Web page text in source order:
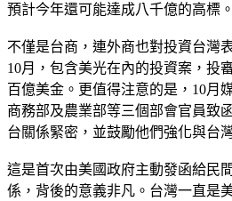
預計今年還可能達成八千億的高標。
不僅是台商，連外商也對投資台灣
10月，包含美光在內的投資案，投
百億美金。更值得注意的是，10月
商務部及農業部等三個部會官員致
台關係緊密，並鼓勵他們強化與台
這是首次由美國政府主動發函給民
係，背後的意義非凡。台灣一直是